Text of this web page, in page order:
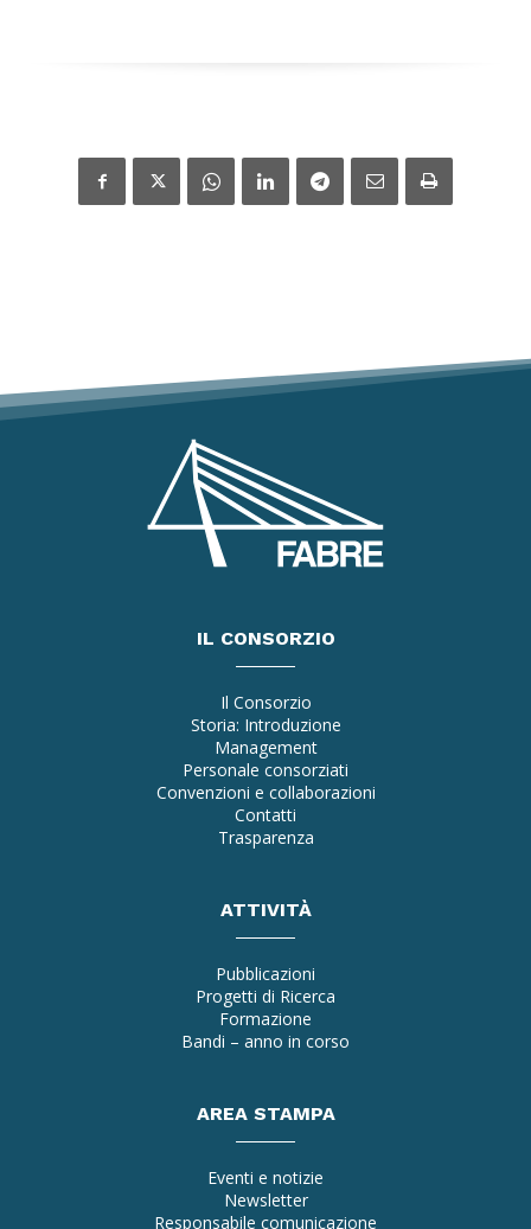
IL CONSORZIO
Il Consorzio
Storia: Introduzione
Management
Personale consorziati
Convenzioni e collaborazioni
Contatti
Trasparenza
ATTIVITÀ
Pubblicazioni
Progetti di Ricerca
Formazione
Bandi – anno in corso
AREA STAMPA
Eventi e notizie
Newsletter
Responsabile comunicazione